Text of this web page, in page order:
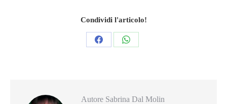
Condividi l'articolo!
CondividiCondividi
Autore Sabrina Dal Molin